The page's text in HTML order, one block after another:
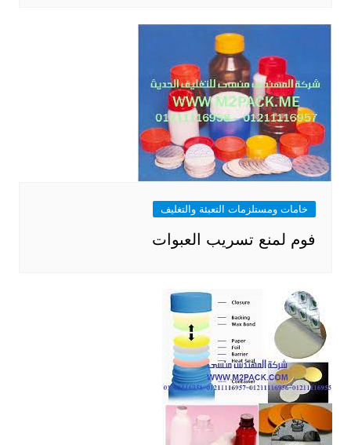
خامات ومستلزمات التعبئة والتغليف
فوم لمنع تسريب العبوات